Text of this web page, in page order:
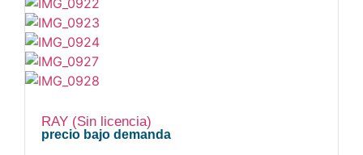
RAY (Sin licencia)
precio bajo demanda